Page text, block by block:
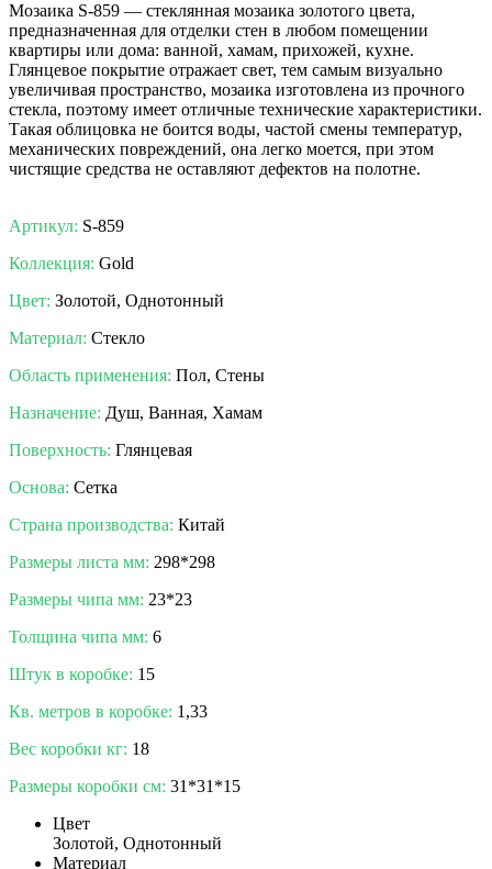
Мозаика S-859 — стеклянная мозаика золотого цвета,
предназначенная для отделки стен в любом помещении
квартиры или дома: ванной, хамам, прихожей, кухне.
Глянцевое покрытие отражает свет, тем самым визуально
увеличивая пространство, мозаика изготовлена из прочного
стекла, поэтому имеет отличные технические характеристики.
Такая облицовка не боится воды, частой смены температур,
механических повреждений, она легко моется, при этом
чистящие средства не оставляют дефектов на полотне.
Артикул: S-859
Коллекция: Gold
Цвет: Золотой, Однотонный
Материал: Стекло
Область применения: Пол, Стены
Назначение: Душ, Ванная, Хамам
Поверхность: Глянцевая
Основа: Сетка
Страна производства: Китай
Размеры листа мм: 298*298
Размеры чипа мм: 23*23
Толщина чипа мм: 6
Штук в коробке: 15
Кв. метров в коробке: 1,33
Вес коробки кг: 18
Размеры коробки см: 31*31*15
Цвет
Золотой, Однотонный
Материал